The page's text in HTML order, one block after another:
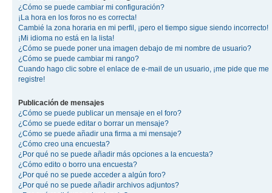
¿Cómo se puede cambiar mi configuración?
¡La hora en los foros no es correcta!
Cambié la zona horaria en mi perfil, ¡pero el tiempo sigue siendo incorrecto!
¡Mi idioma no está en la lista!
¿Cómo se puede poner una imagen debajo de mi nombre de usuario?
¿Cómo se puede cambiar mi rango?
Cuando hago clic sobre el enlace de e-mail de un usuario, ¡me pide que me
registre!
Publicación de mensajes
¿Cómo se puede publicar un mensaje en el foro?
¿Cómo se puede editar o borrar un mensaje?
¿Cómo se puede añadir una firma a mi mensaje?
¿Cómo creo una encuesta?
¿Por qué no se puede añadir más opciones a la encuesta?
¿Cómo edito o borro una encuesta?
¿Por qué no se puede acceder a algún foro?
¿Por qué no se puede añadir archivos adjuntos?